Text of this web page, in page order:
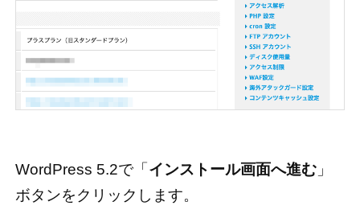
WordPress 5.2で「 インストール画面へ進む」
ボタンをクリックします。